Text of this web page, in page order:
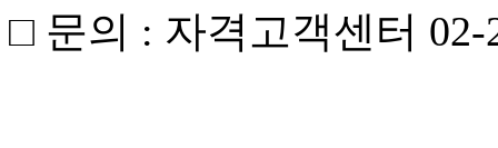
□ 문의 : 자격고객센터 02-